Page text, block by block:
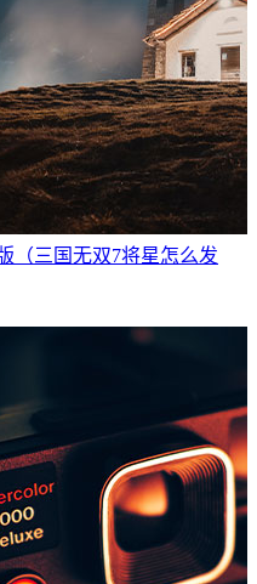
（三国无双7将星怎么发